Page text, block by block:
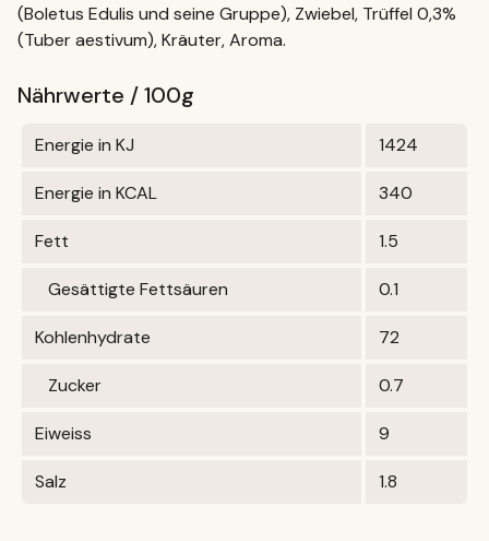
(Boletus Edulis und seine Gruppe), Zwiebel, Trüffel 0,3%
(Tuber aestivum), Kräuter, Aroma.
Nährwerte / 100g
Energie in KJ 1424
Energie in KCAL 340
Fett 1.5
Gesättigte Fettsäuren 0.1
Kohlenhydrate 72
Zucker 0.7
Eiweiss 9
Salz 1.8